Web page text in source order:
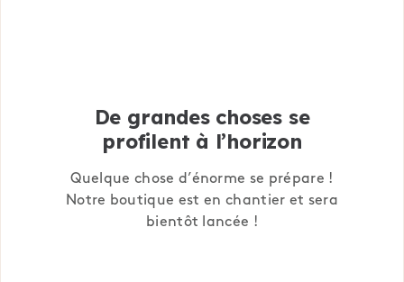
De grandes choses se
profilent à l’horizon
Quelque chose d’énorme se prépare !
Notre boutique est en chantier et sera
bientôt lancée !